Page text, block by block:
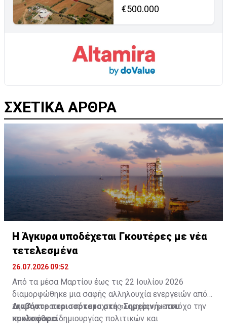
€500.000
ΣΧΕΤΙΚΑ ΑΡΘΡΑ
H Άγκυρα υποδέχεται Γκουτέρες με νέα
τετελεσμένα
26.07.2026 09:52
Από τα μέσα Μαρτίου έως τις 22 Ιουλίου 2026
διαμορφώθηκε μια σαφής αλληλουχία ενεργειών από
την Άγκυρα και τις κατοχικές «αρχές», με στόχο την
προσπάθεια δημιουργίας πολιτικών και
Διαβάστε περισσότερα στη «Σημερινή» που
κυκλοφορεί